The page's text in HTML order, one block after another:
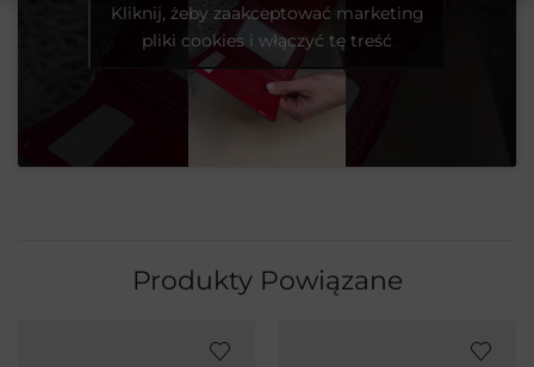
Kliknij, żeby zaakceptować marketing
pliki cookies i włączyć tę treść
Produkty Powiązane